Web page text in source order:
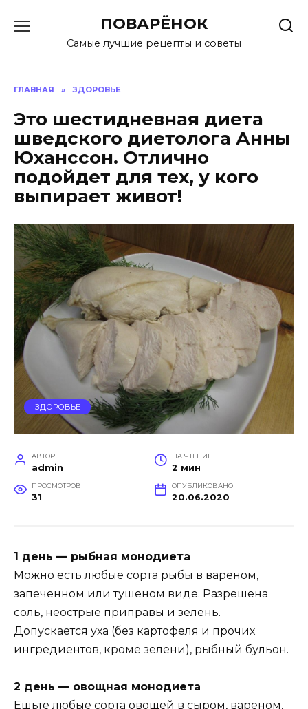
содержанию
ПОВАРЁНОК
Самые лучшие рецепты и советы
ГЛАВНАЯ » ЗДОРОВЬЕ
Это шестидневная диета
шведского диетолога Анны
Юханссон. Отлично
подойдет для тех, у кого
выпирает живот!
ЗДОРОВЬЕ
АВТОР
admin
НА ЧТЕНИЕ
2 мин
ПРОСМОТРОВ
31
ОПУБЛИКОВАНО
20.06.2020
1 день — рыбная монодиета
Можно есть любые сорта рыбы в вареном,
запеченном или тушеном виде. Разрешена
соль, неострые приправы и зелень.
Допускается уха (без картофеля и прочих
ингредиентов, кроме зелени), рыбный бульон.
2 день — овощная монодиета
Ешьте любые сорта овощей в сыром, вареном,